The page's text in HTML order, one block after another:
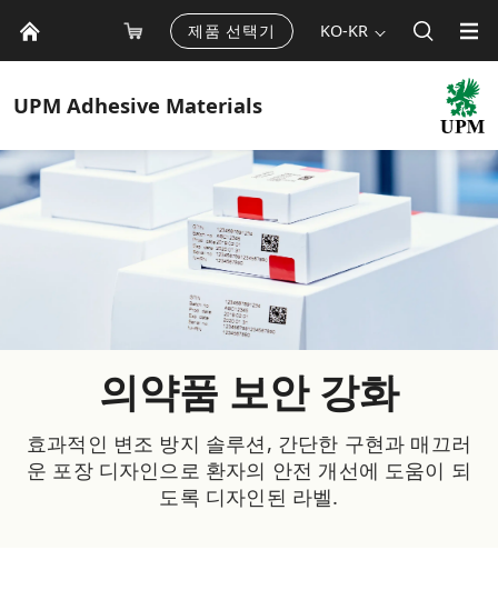
제품 선택기 KO-KR
UPM Adhesive Materials
의약품 보안 강화
효과적인 변조 방지 솔루션, 간단한 구현과 매끄러
운 포장 디자인으로 환자의 안전 개선에 도움이 되
도록 디자인된 라벨.